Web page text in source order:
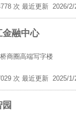
次 最近更新 2026/
金融中心
商圈高端写字楼
次 最近更新 2025/